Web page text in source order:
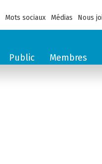
Mots sociaux Médias Nous
Public Membres